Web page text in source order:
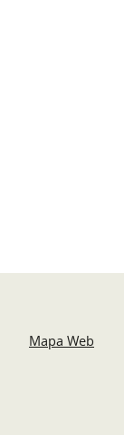
Mapa Web